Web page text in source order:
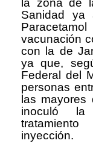
Sanidad ya
vacunación
con la de
ya que,
Federal del
personas
las
inoculó la
inyección.